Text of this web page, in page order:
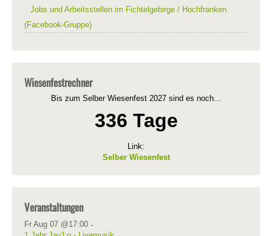
Jobs und Arbeitsstellen im Fichtelgebirge / Hochfranken
(Facebook-Gruppe)
Wiesenfestrechner
Bis zum Selber Wiesenfest 2027 sind es noch...
336 Tage
Link:
Selber Wiesenfest
Veranstaltungen
Fr Aug 07 @17:00 -